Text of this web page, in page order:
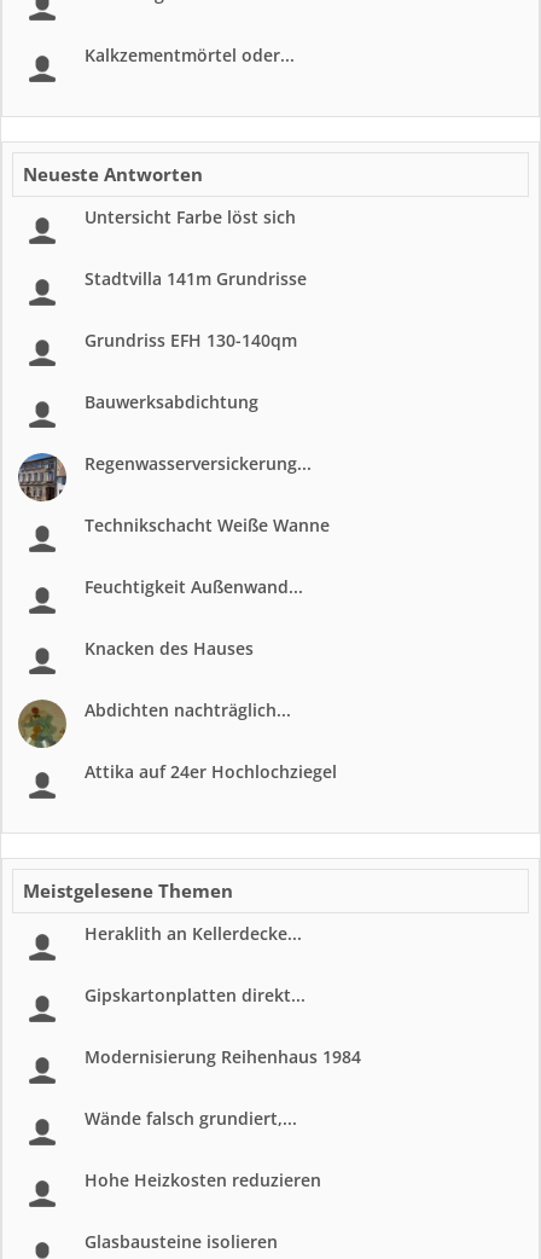
Kalkzementmörtel oder...
Neueste Antworten
Untersicht Farbe löst sich
Stadtvilla 141m Grundrisse
Grundriss EFH 130-140qm
Bauwerksabdichtung
Regenwasserversickerung...
Technikschacht Weiße Wanne
Feuchtigkeit Außenwand...
Knacken des Hauses
Abdichten nachträglich...
Attika auf 24er Hochlochziegel
Meistgelesene Themen
Heraklith an Kellerdecke...
Gipskartonplatten direkt...
Modernisierung Reihenhaus 1984
Wände falsch grundiert,...
Hohe Heizkosten reduzieren
Glasbausteine isolieren